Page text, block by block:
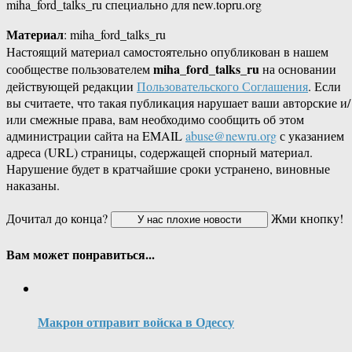
miha_ford_talks_ru специально для new.topru.org
Материал: miha_ford_talks_ru
Настоящий материал самостоятельно опубликован в нашем
сообществе пользователемmiha_ford_talks_ruна основании
действующей редакции Пользовательского Соглашения. Если
вы считаете, что такая публикация нарушает ваши авторские и/
или смежные права, вам необходимо сообщить об этом
администрации сайта на EMAILabuse@newru.orgс указанием
адреса (URL) страницы, содержащей спорный материал.
Нарушение будет в кратчайшие сроки устранено, виновные
наказаны.
Дочитал до конца?
Жми кнопку!
Вам может понравиться...
Макрон отправит войска в Одессу